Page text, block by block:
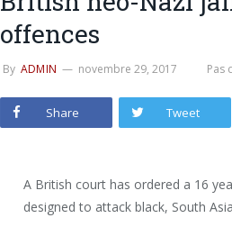
offences
By ADMIN novembre 29, 2017 Pas
Share Tweet
A British court has ordered a 16
designed to attack black, South